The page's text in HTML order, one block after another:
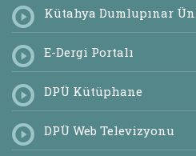
Kütahya Dumlupınar
E-Dergi Portalı
DPÜ Kütüphane
DPÜ Web Televizyonu